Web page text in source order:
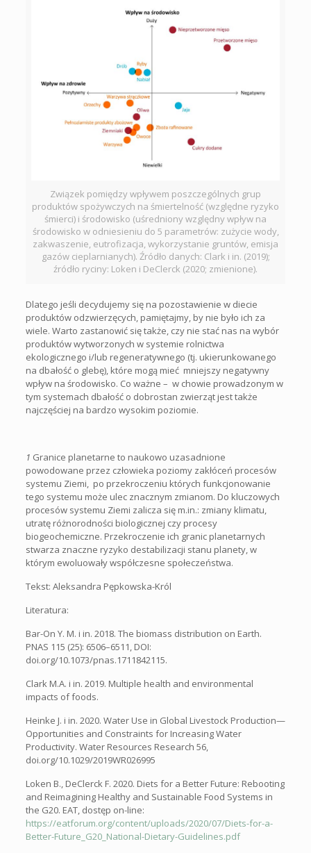
Związek pomiędzy wpływem poszczególnych grup
produktów spożywczych na śmiertelność (względne ryzyko
śmierci) i środowisko (uśredniony względny wpływ na
środowisko w odniesieniu do 5 parametrów: zużycie wody,
zakwaszenie, eutrofizacja, wykorzystanie gruntów, emisja
gazów cieplarnianych). Źródło danych: Clark i in. (2019);
źródło ryciny: Loken i DeClerck (2020; zmienione).
Dlatego jeśli decydujemy się na pozostawienie w diecie
produktów odzwierzęcych, pamiętajmy, by nie było ich za
wiele. Warto zastanowić się także, czy nie stać nas na wybór
produktów wytworzonych w systemie rolnictwa
ekologicznego i/lub regeneratywnego (tj. ukierunkowanego
na dbałość o glebę), które mogą mieć mniejszy negatywny
wpływ na środowisko. Co ważne – w chowie prowadzonym w
tym systemach dbałość o dobrostan zwierząt jest także
najczęściej na bardzo wysokim poziomie.
1 Granice planetarne to naukowo uzasadnione
powodowane przez człowieka poziomy zakłóceń procesów
systemu Ziemi, po przekroczeniu których funkcjonowanie
tego systemu może ulec znacznym zmianom. Do kluczowych
procesów systemu Ziemi zalicza się m.in.: zmiany klimatu,
utratę różnorodności biologicznej czy procesy
biogeochemiczne. Przekroczenie ich granic planetarnych
stwarza znaczne ryzyko destabilizacji stanu planety, w
którym ewoluowały współczesne społeczeństwa.
Tekst: Aleksandra Pępkowska-Król
Literatura:
Bar-On Y. M. i in. 2018. The biomass distribution on Earth.
PNAS 115 (25): 6506–6511, DOI:
doi.org/10.1073/pnas.1711842115.
Clark M.A. i in. 2019. Multiple health and environmental
impacts of foods.
Heinke J. i in. 2020. Water Use in Global Livestock Production—
Opportunities and Constraints for Increasing Water
Productivity. Water Resources Research 56,
doi.org/10.1029/2019WR026995
Loken B., DeClerck F. 2020. Diets for a Better Future: Rebooting
and Reimagining Healthy and Sustainable Food Systems in
the G20. EAT, dostęp on-line:
https://eatforum.org/content/uploads/2020/07/Diets-for-a-
Better-Future_G20_National-Dietary-Guidelines.pdf